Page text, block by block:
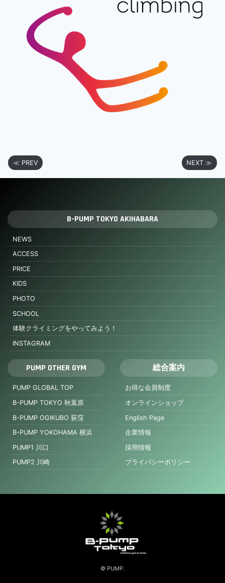
≪ PREV NEXT ≫
B-PUMP TOKYO AKIHABARA
NEWS
ACCESS
PRICE
KIDS
PHOTO
SCHOOL
体験クライミングをやってみよう！
INSTAGRAM
PUMP OTHER GYM
PUMP GLOBAL TOP
B-PUMP TOKYO 秋葉原
B-PUMP OGIKUBO 荻窪
B-PUMP YOKOHAMA 横浜
PUMP1 川口
PUMP2 川崎
総合案内
お得な会員制度
オンラインショップ
English Page
企業情報
採用情報
プライバシーポリシー
© PUMP.